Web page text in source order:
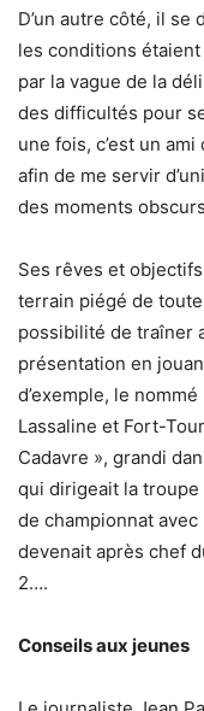
D’un autre côté, il
les conditions
par la vague de la
des difficultés pour
une fois, c’est un
afin de me servir
des moments
Ses rêves et
terrain piégé de
possibilité de traîner
présentation en
d’exemple, le
Lassaline et Fort-
Cadavre », grandi
qui dirigeait la troupe
de championnat
devenait après chef
2….
Conseils aux jeunes